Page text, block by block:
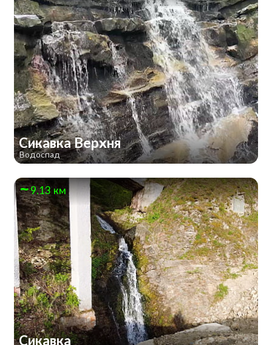
Сикавка Верхня
Водоспад
9.13 км
Сикавка